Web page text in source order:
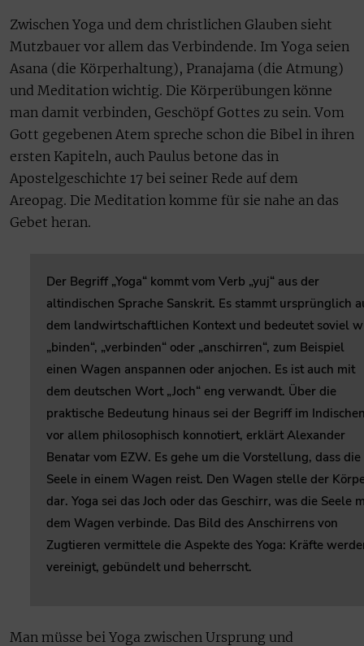
Zwischen Yoga und dem christlichen Glauben sieht
Mutzbauer vor allem das Verbindende. Im Yoga seien
Asana (die Körperhaltung), Pranajama (die Atmung)
und Meditation wichtig. Die Körperübungen könne
man damit verbinden, Geschöpf Gottes zu sein. Vom
Gott gegebenen Atem spreche schon die Bibel in ihren
ersten Kapiteln, auch Paulus betone das in
Apostelgeschichte 17 bei seiner Rede auf dem
Areopag. Die Meditation komme für sie nahe an das
Gebet heran.
Der Begriff „Yoga“ kommt vom Verb „yuj“ aus der
altindischen Sprache Sanskrit. Es stammt ursprünglich
dem landwirtschaftlichen Kontext und bedeutet soviel
„binden“, „verbinden“ oder „anschirren“, zum Beispiel
einen Wagen anspannen oder anjochen. Es ist auch mit
dem deutschen Wort „Joch“ eng verwandt. Über die
praktische Bedeutung hinaus sei der Begriff im
vor allem philosophisch konnotiert, erklärt Alexander
Benatar vom EZW. Es gehe um die Vorstellung, dass die
Seele in einem Wagen reist. Den Wagen stelle der
dar. Yoga sei das Joch oder das Geschirr, was die Seele
dem Wagen verbinde. Das Bild des Anschirrens von
Zugtieren vermittele die Aspekte des Yoga: Kräfte
vereinigt, gebündelt und beherrscht.
Man müsse bei Yoga zwischen Ursprung und